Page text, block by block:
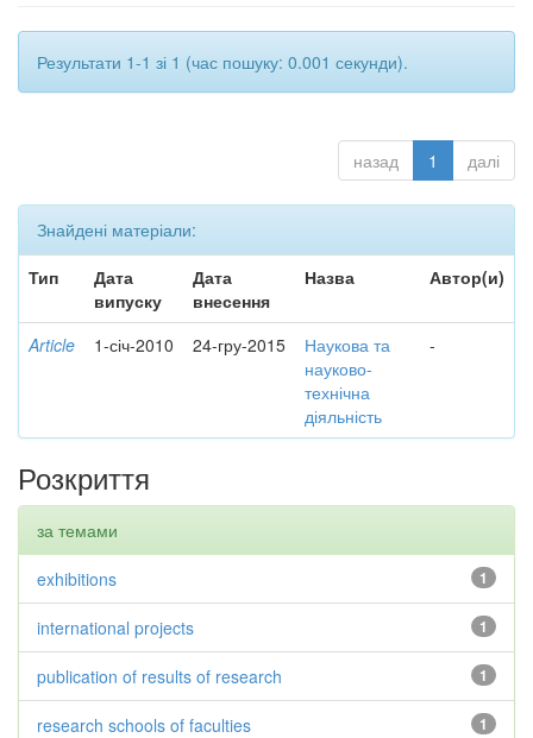
Результати 1-1 зі 1 (час пошуку: 0.001 секунди).
назад 1 далі
Знайдені матеріали:
Тип
Дата
випуску
Дата
внесення
Назва Автор(и)
Article 1-січ-2010 24-гру-2015
Наукова та
науково-
технічна
діяльність
-
Розкриття
за темами
1
exhibitions
1
international projects
1
publication of results of research
1
research schools of faculties